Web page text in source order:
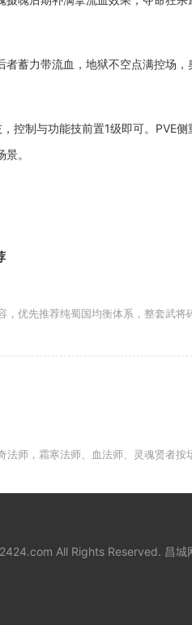
蓄力带流血，地狱不空点满控
控制与功能技前置1级即可。PVE
。
优先推荐纯蜀国均衡体系，整套武
师，霜寒法师、血法师、灵魂贤者
All Rights Reserved. 昌城